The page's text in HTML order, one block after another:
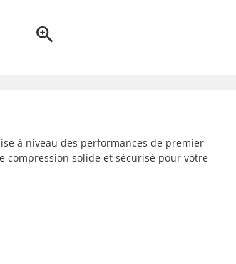
à niveau des performances de premier
solide et sécurisé pour votre